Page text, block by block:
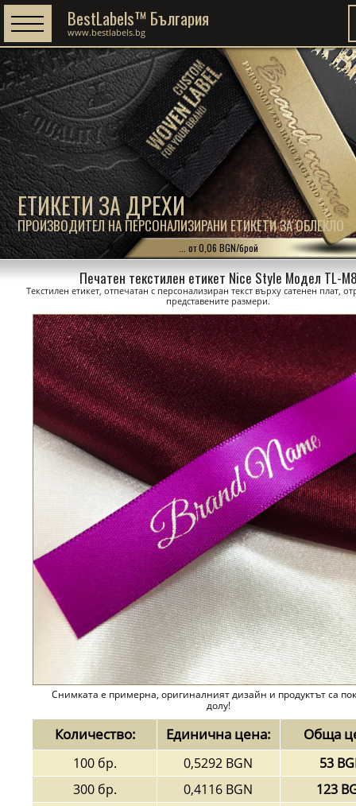
ЕТИКЕТИ ЗА ДРЕХИ
ПРОИЗВОДИТЕЛ НА ПЕРСОНАЛИЗИРАНИ ЕТИКЕТИ ЗА ОБЛЕКЛО
BestLabels™ България
www.bestlabels.bg
... от 0,06 BGN/брой
Печатен текстилен етикет Nice Style Модел TL-
Текстилен етикет, отпечатан с персонализиран текст върху сатенен плат,
представените размери.
Снимката е примерна, оригиналният дизайн и продуктът са
долу!
Количество: Единична цена: Обща
100 бр. 0,5292 BGN
53
300 бр.
0,4116 BGN
123